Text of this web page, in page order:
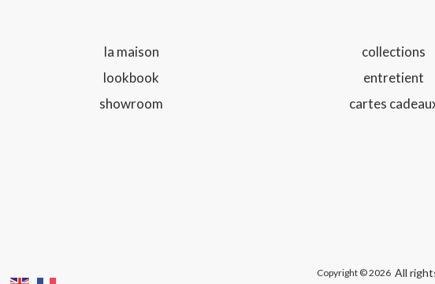
la maison
lookbook
showroom
collections
entretient
cartes
Copyright © 2026 All